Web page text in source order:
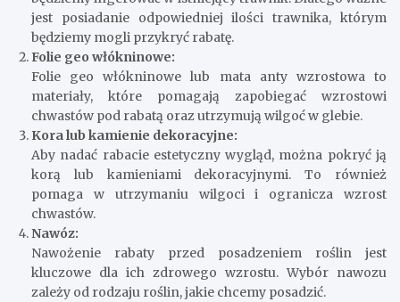
jest posiadanie odpowiedniej ilości trawnika, którym
będziemy mogli przykryć rabatę.
Folie geo włókninowe:
Folie geo włókninowe lub mata anty wzrostowa to
materiały, które pomagają zapobiegać wzrostowi
chwastów pod rabatą oraz utrzymują wilgoć w glebie.
Kora lub kamienie dekoracyjne:
Aby nadać rabacie estetyczny wygląd, można pokryć ją
korą lub kamieniami dekoracyjnymi. To również
pomaga w utrzymaniu wilgoci i ogranicza wzrost
chwastów.
Nawóz:
Nawożenie rabaty przed posadzeniem roślin jest
kluczowe dla ich zdrowego wzrostu. Wybór nawozu
zależy od rodzaju roślin, jakie chcemy posadzić.